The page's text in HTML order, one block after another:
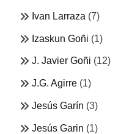
Ivan Larraza (7)
Izaskun Goñi (1)
J. Javier Goñi (12)
J.G. Agirre (1)
Jesús Garín (3)
Jesús Garin (1)